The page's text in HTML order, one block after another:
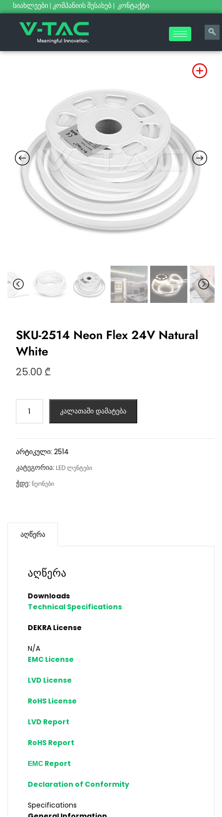
სიახლეები | კომპანიის შესახებ | კონტაქტი
SKU-2514 Neon Flex 24V Natural
White
25.00 ₾
კალათაში დამატება
არტიკული: 2514
კატეგორია: LED ლენტები
ჭდე: ნეონები
აღწერა
აღწერა
Downloads
Technical Specifications
DEKRA License
N/A
EMC License
LVD License
RoHS License
LVD Report
RoHS Report
ЕМС Report
Declaration of Conformity
Specifications